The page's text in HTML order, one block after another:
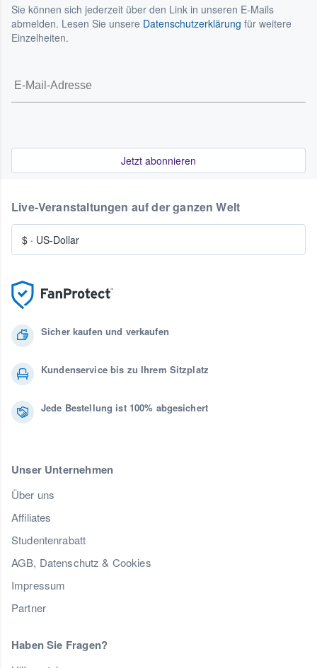
Sie können sich jederzeit über den Link in unseren E-Mails
abmelden. Lesen Sie unsere Datenschutzerklärung für weitere
Einzelheiten.
Jetzt abonnieren
Sicher kaufen und verkaufen
Kundenservice bis zu Ihrem Sitzplatz
Jede Bestellung ist 100% abgesichert
Unser Unternehmen
Über uns
Affiliates
Studentenrabatt
AGB, Datenschutz & Cookies
Impressum
Partner
Haben Sie Fragen?
Live-Veranstaltungen auf der ganzen Welt
$ · US-Dollar